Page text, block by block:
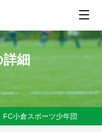
細
FC小倉スポーツ少年団